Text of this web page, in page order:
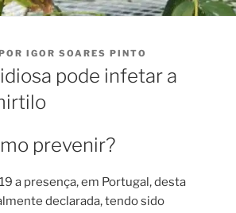
IGOR SOARES PINTO
pode infetar a
prevenir?
a presença, em Portugal, desta
declarada, tendo sido